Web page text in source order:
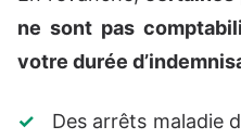
ne sont pas
votre durée
Des arrêts maladie